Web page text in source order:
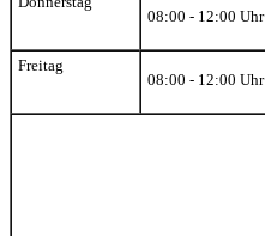
08:00 - 12:00 Uhr
Freitag
08:00 - 12:00 Uhr